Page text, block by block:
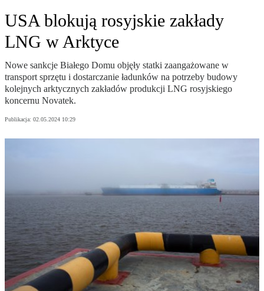
USA blokują rosyjskie zakłady
LNG w Arktyce
Nowe sankcje Białego Domu objęły statki zaangażowane w
transport sprzętu i dostarczanie ładunków na potrzeby budowy
kolejnych arktycznych zakładów produkcji LNG rosyjskiego
koncernu Novatek.
Publikacja: 02.05.2024 10:29